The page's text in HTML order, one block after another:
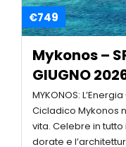
€749
Mykonos –
GIUGNO
MYKONOS:
Cicladico Mykonos
vita. Celebre in
dorate e